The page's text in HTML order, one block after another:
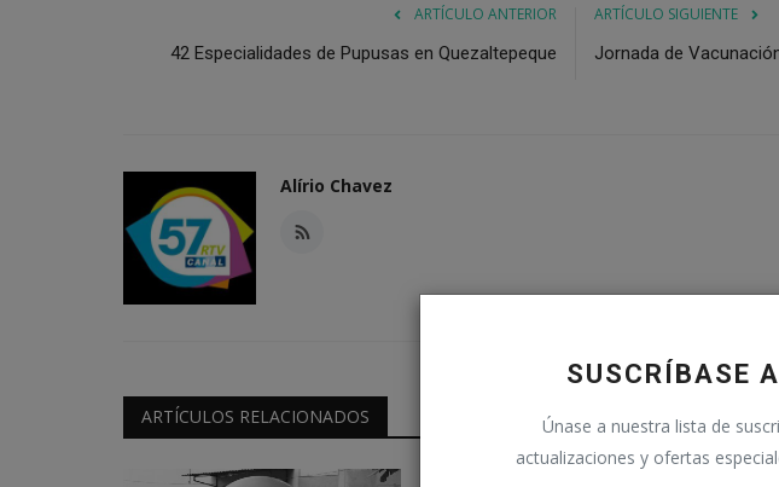
SUSCRÍBASE
Únase a nuestra lista de
actualizaciones y ofertas
ARTÍCULO ANTERIOR
42 Especialidades de Pupusas en Quezaltepeque
ARTÍCULO SIGUIENTE
Jornada de
Alírio Chavez
ARTÍCULOS RELACIONADOS